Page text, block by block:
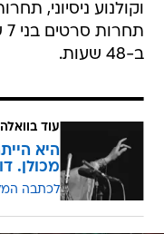
וקולנוע ניסיוני,
ב-48 שעות.
עוד בוואלה
היא
מכולן.
לכתבה